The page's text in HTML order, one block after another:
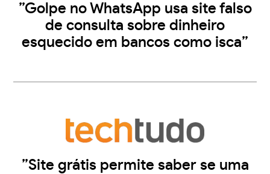
”Golpe no WhatsApp usa site falso
de consulta sobre dinheiro
esquecido em bancos como isca”
”Site grátis permite saber se uma